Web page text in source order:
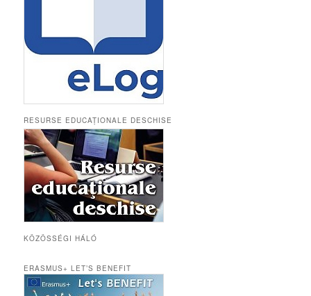
RESURSE EDUCAȚIONALE DESCHISE
KÖZÖSSÉGI HÁLÓ
ERASMUS+ LET’S BENEFIT